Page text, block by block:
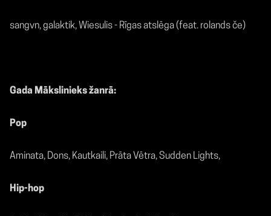
sangvn, galaktik, Wiesulis - Rīgas atslēga (feat. rolands če)
Gada Mākslinieks žanrā:
Pop
Aminata, Dons, Kautkaili, Prāta Vētra, Sudden Lights,
Hip-hop